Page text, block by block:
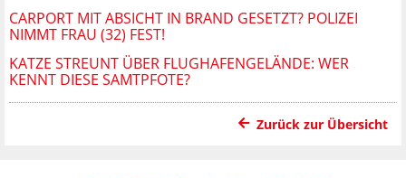
CARPORT MIT ABSICHT IN BRAND GESETZT? POLIZEI
NIMMT FRAU (32) FEST!
KATZE STREUNT ÜBER FLUGHAFENGELÄNDE: WER
KENNT DIESE SAMTPFOTE?
Zurück zur Übersicht